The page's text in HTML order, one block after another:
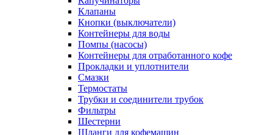
Клапаны
Кнопки (выключатели)
Контейнеры для воды
Помпы (насосы)
Контейнеры для отработанного кофе
Прокладки и уплотнители
Смазки
Термостаты
Трубки и соединители трубок
Фильтры
Шестерни
Шланги для кофемашин